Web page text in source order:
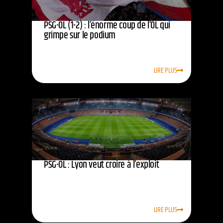
PSG-OL (1-2) : l’énorme coup de l’OL qui
grimpe sur le podium
LIRE PLUS
PSG-OL : Lyon veut croire à l’exploit
LIRE PLUS